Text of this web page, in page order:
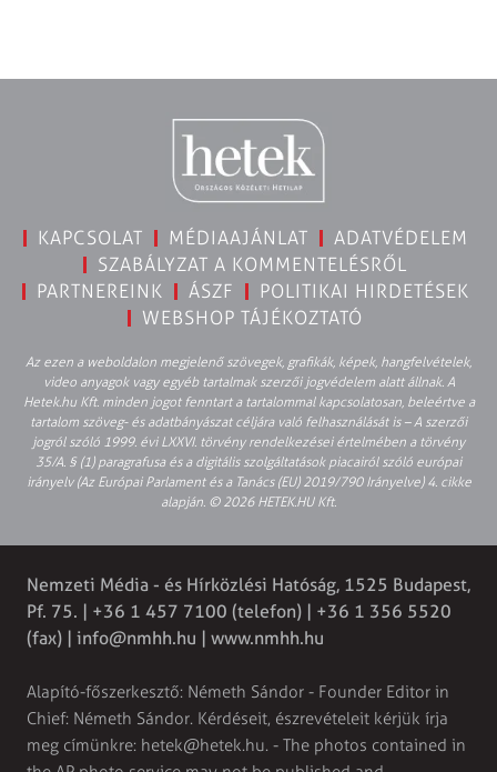
KAPCSOLAT MÉDIAAJÁNLAT
ADATVÉDELEM
SZABÁLYZAT A KOMMENTELÉSRŐL
PARTNEREINK
ÁSZF
POLITIKAI HIRDETÉSEK
WEBSHOP TÁJÉKOZTATÓ
Az ezen a weboldalon megjelenő szövegek, grafikák, képek, hangfelvételek,
video anyagok vagy egyéb tartalmak szerzői jogvédelem alatt állnak. A
Hetek.hu Kft. minden jogot fenntart a tartalommal kapcsolatosan, beleértve a
tartalom szöveg- és adatbányászat céljára való felhasználását is – A szerzői
jogról szóló 1999. évi LXXVI. törvény rendelkezései értelmében a törvény
35/A. § (1) paragrafusa és a digitális szolgáltatások piacairól szóló európai
irányelv (Az Európai Parlament és a Tanács (EU) 2019/790 Irányelve) 4. cikke
alapján. © 2026 HETEK.HU Kft.
Nemzeti Média - és Hírközlési Hatóság, 1525 Budapest,
Pf. 75. | +36 1 457 7100 (telefon) | +36 1 356 5520
(fax) | info@nmhh.hu | www.nmhh.hu
Alapító-főszerkesztő: Németh Sándor - Founder Editor in
Chief: Németh Sándor. Kérdéseit, észrevételeit kérjük írja
meg címünkre: hetek@hetek.hu. - The photos contained in